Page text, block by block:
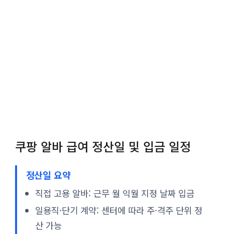
쿠팡 알바 급여 정산일 및 입금 일정
정산일 요약
직접 고용 알바: 근무 월 익월 지정 날짜 입금
일용직·단기 계약: 센터에 따라 주·격주 단위 정
산 가능